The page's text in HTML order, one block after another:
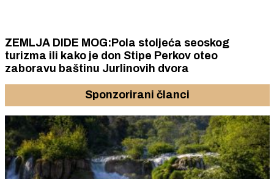
ZEMLJA DIDE MOG:Pola stoljeća seoskog
turizma ili kako je don Stipe Perkov oteo
zaboravu baštinu Jurlinovih dvora
Sponzorirani članci